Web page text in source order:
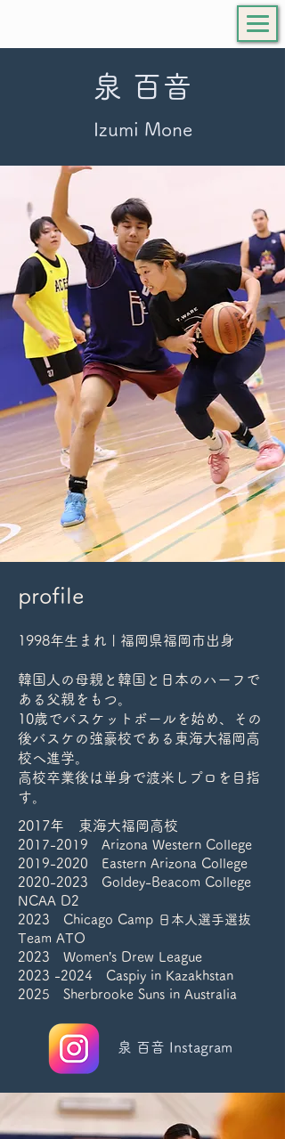
泉 百音
Izumi Mone
profile
1998年生まれ | 福岡県福岡市出身
韓国人の母親と韓国と日本のハーフで
ある父親をもつ。
10歳でバスケットボールを始め、その
後バスケの強豪校である東海大福岡高
校へ進学
​高校卒業後は単身で渡米しプロを目指
す。
2017年 東海大福岡高校
2017-2019 Arizona Western College
2019-2020 Eastern Arizona College
2020-2023 Goldey-Beacom College
NCAA D2
2023 Chicago Camp 日本人選手選抜
Team ATO
2023 Women’s Drew League
2023 -2024 Caspiy in Kazakhstan
2025 Sherbrooke Suns in Australia
泉 百音 Instagram